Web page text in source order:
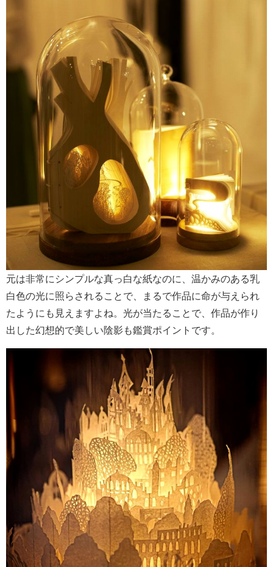
元は非常にシンプルな真っ白な紙なのに、温かみのある乳
白色の光に照らされることで、まるで作品に命が与えられ
たようにも見えますよね。光が当たることで、作品が作り
出した幻想的で美しい陰影も鑑賞ポイントです。